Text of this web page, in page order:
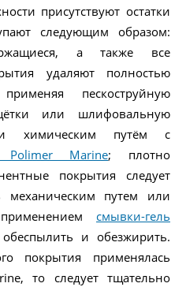
присутствуют остатки
следующим образом:
а также все
удаляют полностью
пескоструйную
или шлифовальную
химическим путём с
Polimer Marine; плотно
покрытия следует
механическим путем или
смывки-гель
и обезжирить.
покрытия применялась
то следует тщательно